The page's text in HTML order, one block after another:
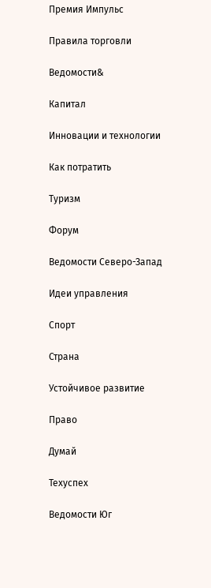
Премия Импульс
Правила торговли
Ведомости&
Капитал
Инновации и технологии
Как потратить
Туризм
Форум
Ведомости Северо-Запад
Идеи управления
Спорт
Страна
Устойчивое развитие
Право
Думай
Техуспех
Ведомости Юг